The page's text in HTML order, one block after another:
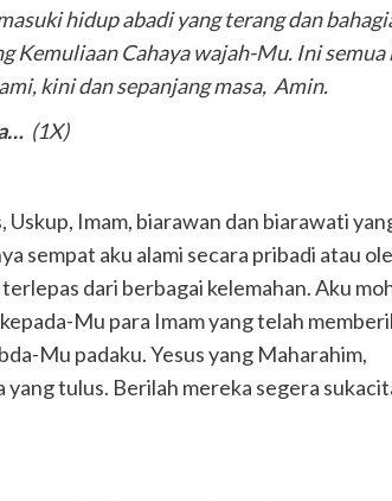
hidup abadi yang terang dan
Kemuliaan Cahaya wajah-Mu. Ini semua
kini dan sepanjang masa, Amin.
(1X)
Imam, biarawan dan biarawati
sempat aku alami secara pribadi atau
dari berbagai kelemahan. Aku
Mu para Imam yang telah
Mu padaku. Yesus yang Maharahim,
tulus. Berilah mereka segera